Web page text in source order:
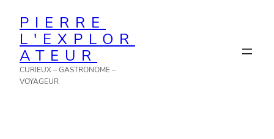
contenu
PIERRE
L'EXPLOR
ATEUR
CURIEUX – GASTRONOME –
VOYAGEUR